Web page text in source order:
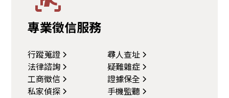
專業徵信服務
行蹤蒐證
尋人查址
法律諮詢
疑難雜症
工商徵信
證據保全
私家偵探
手機監聽